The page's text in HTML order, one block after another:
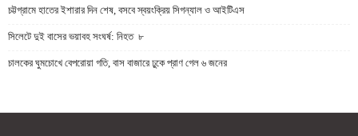
চট্টগ্রামে হাতের ইশারার দিন শেষ, বসবে স্বয়ংক্রিয় সিগন্যাল ও আইটিএস
সিলেটে দুই বাসের ভয়াবহ সংঘর্ষ: নিহত ৮
চালকের ঘুমচোখে বেপরোয়া গতি, বাস বাজারে ঢুকে প্রাণ গেল ৬ জনের